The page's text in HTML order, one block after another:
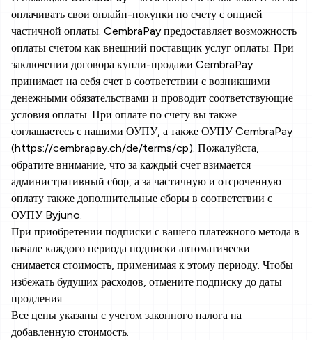
оплачивать свои онлайн-покупки по счету с опцией
частичной оплаты. CembraPay предоставляет возможность
оплаты счетом как внешний поставщик услуг оплаты. При
заключении договора купли-продажи CembraPay
принимает на себя счет в соответствии с возникшими
денежными обязательствами и проводит соответствующие
условия оплаты. При оплате по счету вы также
соглашаетесь с нашими ОУПУ, а также ОУПУ CembraPay
(https://cembrapay.ch/de/terms/cp). Пожалуйста,
обратите внимание, что за каждый счет взимается
административный сбор, а за частичную и отсроченную
оплату также дополнительные сборы в соответствии с
ОУПУ Byjuno.
При приобретении подписки с вашего платежного метода в
начале каждого периода подписки автоматически
снимается стоимость, применимая к этому периоду. Чтобы
избежать будущих расходов, отмените подписку до даты
продления.
Все цены указаны с учетом законного налога на
добавленную стоимость.